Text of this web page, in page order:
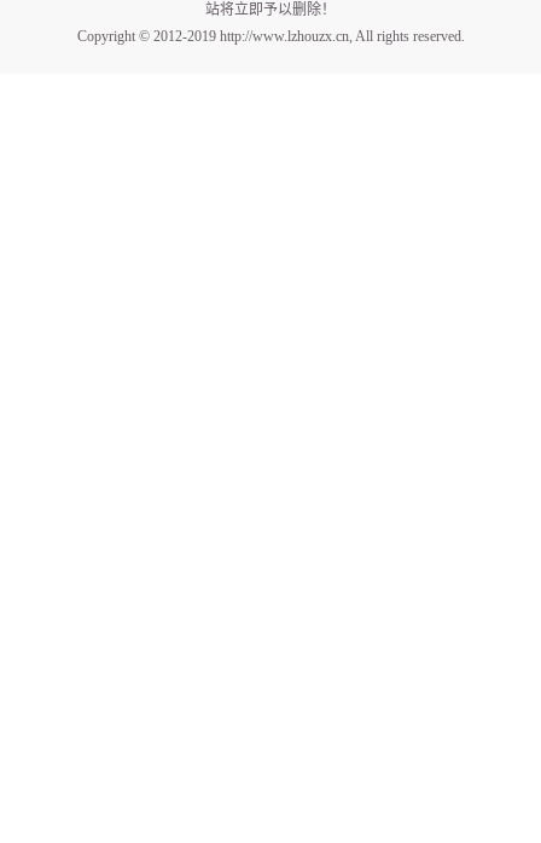
站将立即予以删除！
Copyright © 2012-2019 http://www.lzhouzx.cn, All rights reserved.